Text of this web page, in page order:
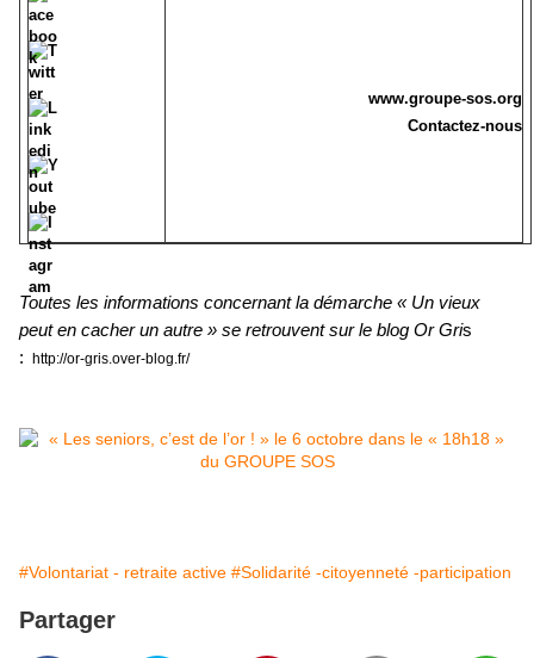
www.groupe-sos.org
Contactez-nous
Toutes les informations concernant la démarche « Un vieux
peut en cacher un autre » se retrouvent sur le blog Or Gris
:
http://or-gris.over-blog.fr/
#Volontariat - retraite active #Solidarité -citoyenneté -participation
Partager